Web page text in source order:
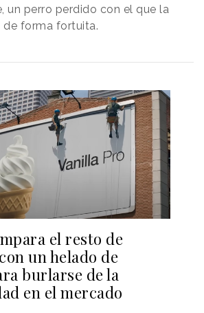
un perro perdido con el que la
de forma fortuita.
el resto de
un helado de
burlarse de la
en el mercado